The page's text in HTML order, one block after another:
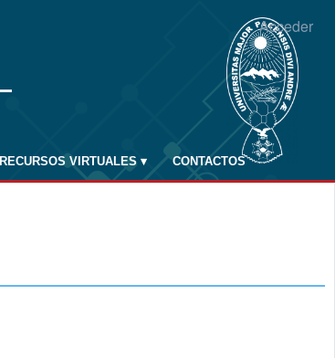
Acceder
RECURSOS VIRTUALES ▾ CONTACTOS